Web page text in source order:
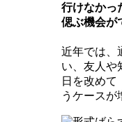
⾏けなかっ
偲ぶ機会が
近年では、
い、友人や
日を改めて
うケースが